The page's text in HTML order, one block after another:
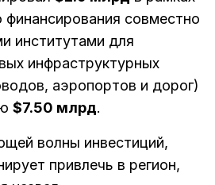
финансирования совместно
институтами для
инфраструктурных
аэропортов и дорог)
$7.50 млрд.
волны инвестиций,
привлечь в регион,